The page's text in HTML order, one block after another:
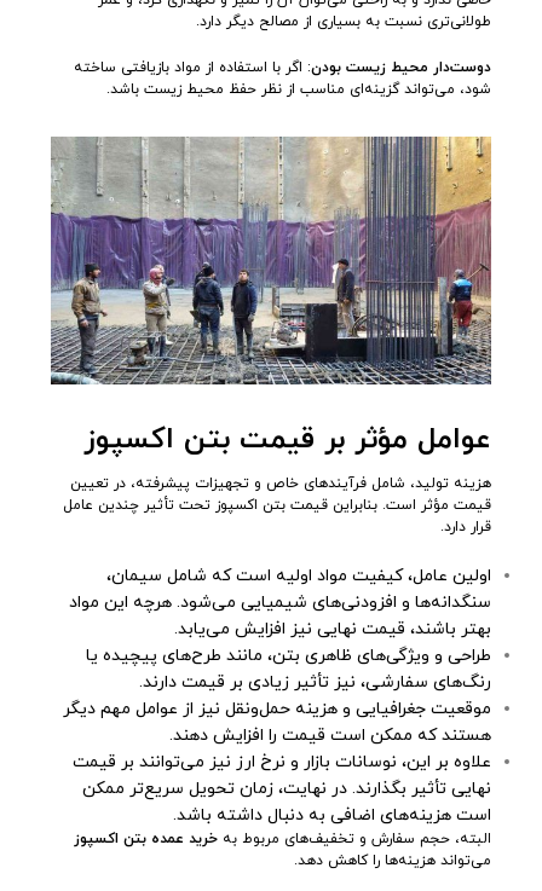
طولانی‌تری نسبت به بسیاری از مصالح دیگر دارد.
دوست‌دار محیط زیست بودن: اگر با استفاده از مواد بازیافتی ساخته
شود، می‌تواند گزینه‌ای مناسب از نظر حفظ محیط زیست باشد.
عوامل مؤثر بر قیمت بتن اکسپوز
هزینه تولید، شامل فرآیندهای خاص و تجهیزات پیشرفته، در تعیین
قیمت مؤثر است. بنابراین قیمت بتن اکسپوز تحت تأثیر چندین عامل
قرار دارد.
اولین عامل، کیفیت مواد اولیه است که شامل سیمان،
سنگدانه‌ها و افزودنی‌های شیمیایی می‌شود. هرچه این مواد
بهتر باشند، قیمت نهایی نیز افزایش می‌یابد.
طراحی و ویژگی‌های ظاهری بتن، مانند طرح‌های پیچیده یا
رنگ‌های سفارشی، نیز تأثیر زیادی بر قیمت دارند.
موقعیت جغرافیایی و هزینه حمل‌ونقل نیز از عوامل مهم دیگر
هستند که ممکن است قیمت را افزایش دهند.
علاوه بر این، نوسانات بازار و نرخ ارز نیز می‌توانند بر قیمت
نهایی تأثیر بگذارند. در نهایت، زمان تحویل سریع‌تر ممکن
است هزینه‌های اضافی به دنبال داشته باشد.
البته، حجم سفارش و تخفیف‌های مربوط بهخرید عمده بتن اکسپوز
می‌تواند هزینه‌ها را کاهش دهد.